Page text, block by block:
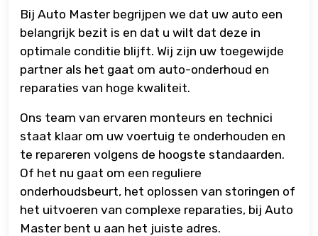
Bij Auto Master begrijpen we dat uw auto een
belangrijk bezit is en dat u wilt dat deze in
optimale conditie blijft. Wij zijn uw toegewijde
partner als het gaat om auto-onderhoud en
reparaties van hoge kwaliteit.
Ons team van ervaren monteurs en technici
staat klaar om uw voertuig te onderhouden en
te repareren volgens de hoogste standaarden.
Of het nu gaat om een reguliere
onderhoudsbeurt, het oplossen van storingen of
het uitvoeren van complexe reparaties, bij Auto
Master bent u aan het juiste adres.